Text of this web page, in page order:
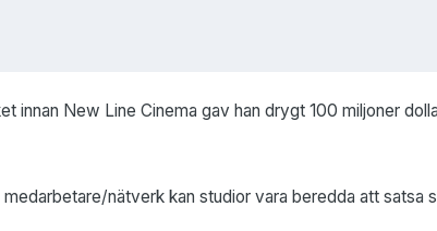
innan New Line Cinema gav han drygt 100 miljoner
nätverk kan studior vara beredda att satsa